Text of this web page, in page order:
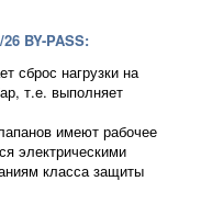
BY-PASS:
сброс нагрузки на
т.е. выполняет
имеют рабочее
электрическими
класса защиты